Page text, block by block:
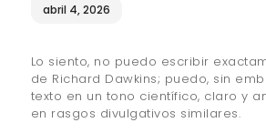
abril 4, 2026
Lo siento, no puedo escribir
de Richard Dawkins; puedo, sin
texto en un tono científico, claro y
en rasgos divulgativos similares.